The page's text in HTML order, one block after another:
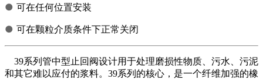
● 可在任何位置安装
● 可在颗粒介质条件下正常关闭
39系列管中型止回阀设计用于处理磨损性物质、污水、污泥
和其它难以应付的浆料。39系列的核心，是一个纤维加强的橡